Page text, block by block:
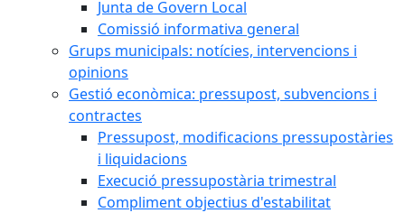
Junta de Govern Local
Comissió informativa general
Grups municipals: notícies, intervencions i
opinions
Gestió econòmica: pressupost, subvencions i
contractes
Pressupost, modificacions pressupostàries
i liquidacions
Execució pressupostària trimestral
Compliment objectius d'estabilitat